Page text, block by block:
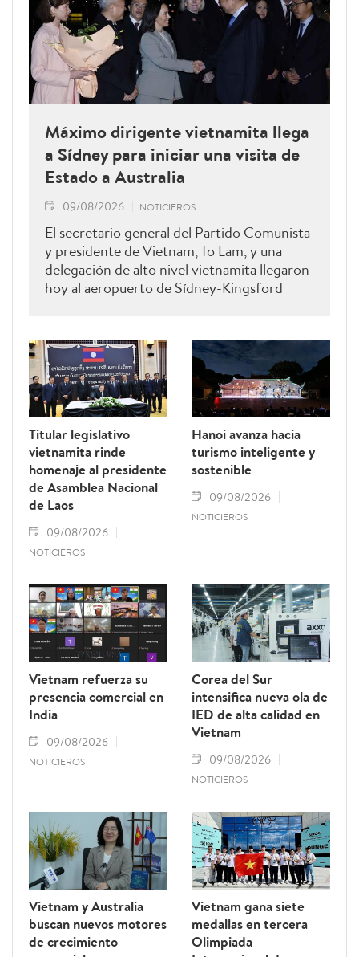
Máximo dirigente vietnamita llega
a Sídney para iniciar una visita de
Estado a Australia
09/08/2026 NOTICIEROS
El secretario general del Partido Comunista
y presidente de Vietnam, To Lam, y una
delegación de alto nivel vietnamita llegaron
hoy al aeropuerto de Sídney-Kingsford
agosto, por invitación de la gobernadora
general de Australia, Sam Mostyn.
Titular legislativo
vietnamita rinde
homenaje al presidente
de Asamblea Nacional
de Laos
09/08/2026
NOTICIEROS
Hanoi avanza hacia
turismo inteligente y
sostenible
09/08/2026
NOTICIEROS
Vietnam refuerza su
presencia comercial en
India
09/08/2026
NOTICIEROS
Corea del Sur
intensifica nueva ola de
IED de alta calidad en
Vietnam
09/08/2026
NOTICIEROS
Vietnam y Australia
buscan nuevos motores
de crecimiento
Vietnam gana siete
medallas en tercera
Olimpiada